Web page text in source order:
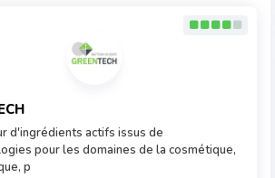
d'ingrédients actifs issus de
pour les domaines de la cosmétique,
p